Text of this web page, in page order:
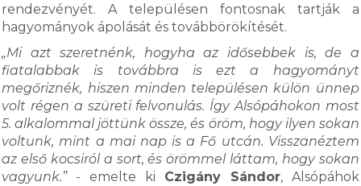
rendezvényét. A településen fontosnak tartják a
hagyományok ápolását és továbbörökítését.
„Mi azt szeretnénk, hogyha az idősebbek is, de a
fiatalabbak is továbbra is ezt a hagyományt
megőriznék, hiszen minden településen külön ünnep
volt régen a szüreti felvonulás. Így Alsópáhokon most
5. alkalommal jöttünk össze, és öröm, hogy ilyen sokan
voltunk, mint a mai nap is a Fő utcán. Visszanéztem
az első kocsiról a sort, és örömmel láttam, hogy sokan
vagyunk.”- emelte ki Czigány Sándor, Alsópáhok